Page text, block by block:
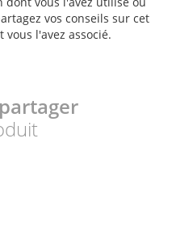
vos conseils sur cet
l'avez associé.